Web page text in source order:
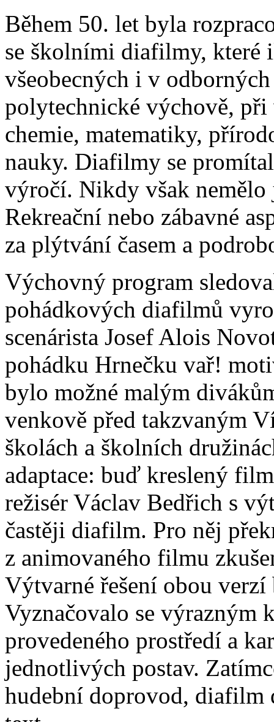
Během 50. let byla
se školními diafilmy, které
všeobecných i v
polytechnické výchově, při
chemie, matematiky,
nauky. Diafilmy se
výročí. Nikdy však nemělo
Rekreační nebo zábavné
za plýtvání časem a
Výchovný program
pohádkových diafilmů
scenárista Josef Alois
pohádku Hrnečku vař!
bylo možné malým
venkově před takzvaným
školách a školních
adaptace: buď kreslený
režisér Václav Bedřich s
častěji diafilm. Pro něj
z animovaného filmu
Výtvarné řešení obou
Vyznačovalo se výrazným
provedeného prostředí a
jednotlivých postav.
hudební doprovod, diafilm